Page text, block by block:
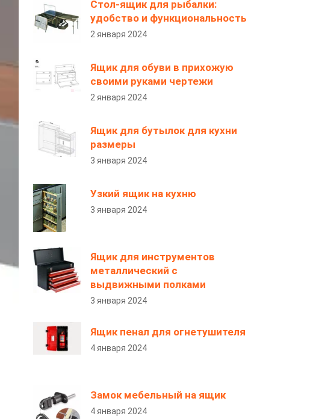
Стол-ящик для рыбалки:
удобство и функциональность
2 января 2024
Ящик для обуви в прихожую
своими руками чертежи
2 января 2024
Ящик для бутылок для кухни
размеры
3 января 2024
Узкий ящик на кухню
3 января 2024
Ящик для инструментов
металлический с
выдвижными полками
3 января 2024
Ящик пенал для огнетушителя
4 января 2024
Замок мебельный на ящик
4 января 2024